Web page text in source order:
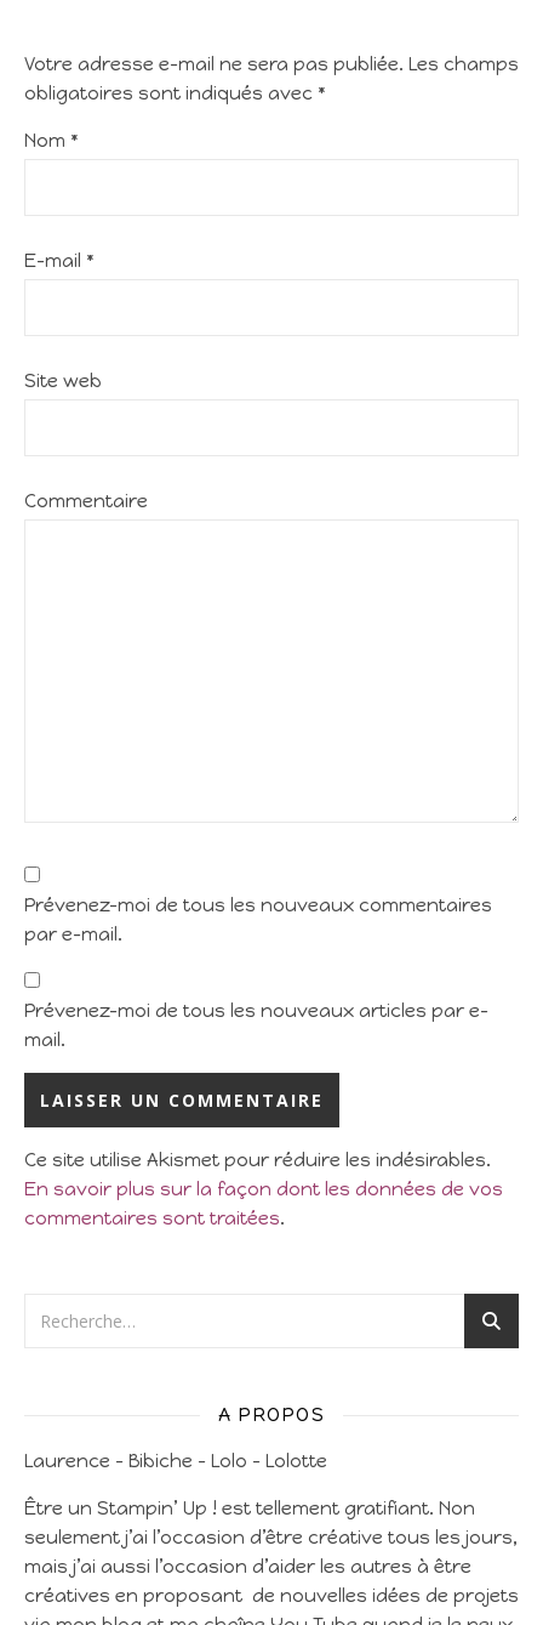
Votre adresse e-mail ne sera pas publiée. Les champs
obligatoires sont indiqués avec *
Nom *
E-mail *
Site web
Commentaire
Prévenez-moi de tous les nouveaux commentaires
par e-mail.
Prévenez-moi de tous les nouveaux articles par e-
mail.
Ce site utilise Akismet pour réduire les indésirables.
En savoir plus sur la façon dont les données de vos
commentaires sont traitées.
A PROPOS
Laurence – Bibiche – Lolo – Lolotte
Être un Stampin’ Up ! est tellement gratifiant. Non
seulement j’ai l’occasion d’être créative tous les jours,
mais j’ai aussi l’occasion d’aider les autres à être
créatives en proposant de nouvelles idées de projets